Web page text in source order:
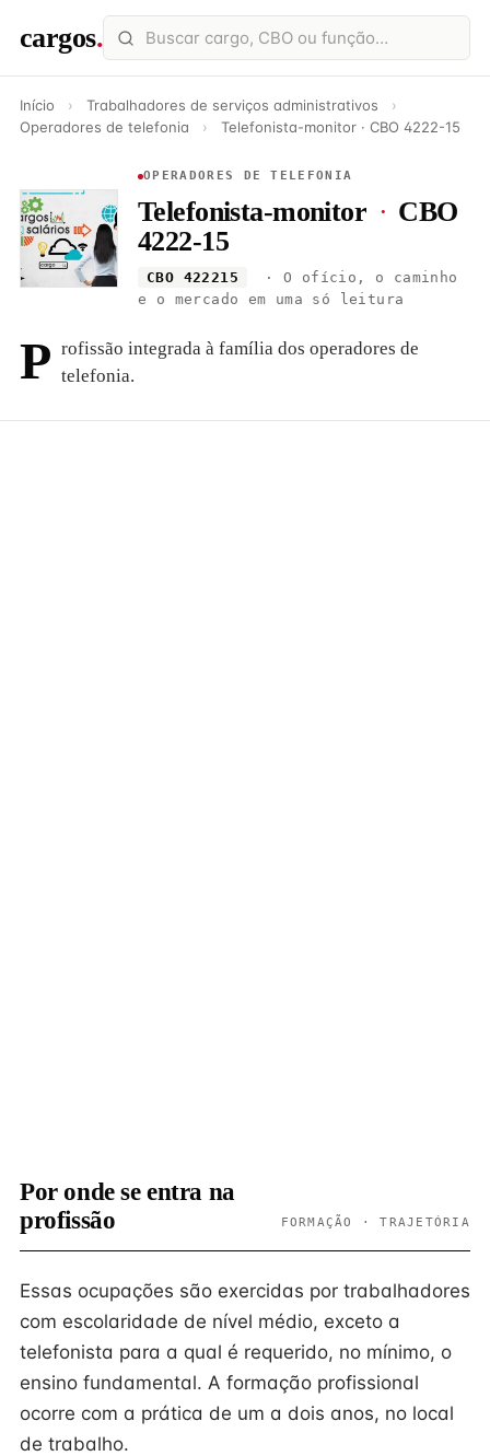
cargos.
Início › Trabalhadores de serviços administrativos
›
Operadores de telefonia
› Telefonista-monitor · CBO 4222-15
OPERADORES DE TELEFONIA
Telefonista-monitor · CBO
4222-15
CBO 422215
· O ofício, o caminho
e o mercado em uma só leitura
P rofissão integrada à família dos operadores de
telefonia.
Por onde se entra na
profissão
FORMAÇÃO · TRAJETÓRIA
Essas ocupações são exercidas por trabalhadores
com escolaridade de nível médio, exceto a
telefonista para a qual é requerido, no mínimo, o
ensino fundamental. A formação profissional
ocorre com a prática de um a dois anos, no local
de trabalho.